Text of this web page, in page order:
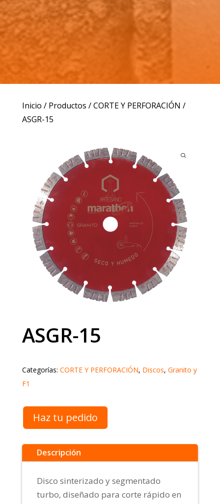
Inicio / Productos /CORTE Y PERFORACIÓN /
ASGR-15
ASGR-15
Categorías: CORTE Y PERFORACIÓN, Discos, Granito y
F1
Haz tu pedido
Descripción
Disco sinterizado y segmentado
turbo, diseñado para corte rápido en